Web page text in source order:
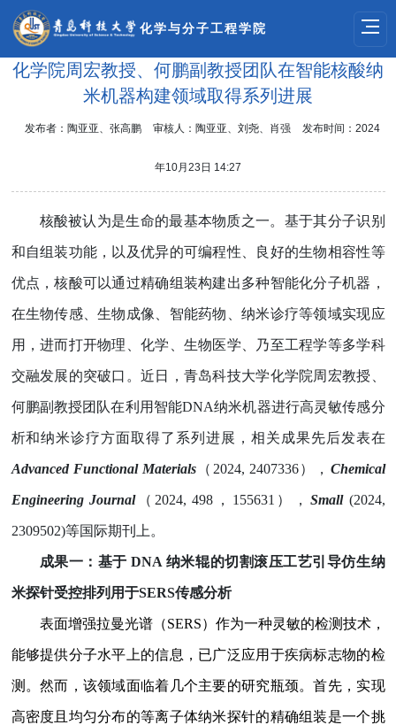
化学与分子工程学院
化学院周宏教授、何鹏副教授团队在智能核酸纳
米机器构建领域取得系列进展
发布者：陶亚亚、张高鹏 审核人：陶亚亚、刘尧、肖强 发布时间：2024
年10月23日 14:27
核酸被认为是生命的最基本物质之一。基于其分子识别
和自组装功能，以及优异的可编程性、良好的生物相容性等
优点，核酸可以通过精确组装构建出多种智能化分子机器，
在生物传感、生物成像、智能药物、纳米诊疗等领域实现应
用，进而打开物理、化学、生物医学、乃至工程学等多学科
交融发展的突破口。近日，青岛科技大学化学院周宏教授、
何鹏副教授团队在利用智能DNA纳米机器进行高灵敏传感分
析和纳米诊疗方面取得了系列进展，相关成果先后发表在
Advanced Functional Materials （ 2024, 2407336）， Chemical
Engineering Journal（ 2024, 498 ， 155631 ）， Small (2024,
2309502)等国际期刊上。
成果一：基于 DNA 纳米辊的切割滚压工艺引导仿生纳
米探针受控排列用于SERS传感分析
表面增强拉曼光谱（SERS）作为一种灵敏的检测技术，
能够提供分子水平上的信息，已广泛应用于疾病标志物的检
测。然而，该领域面临着几个主要的研究瓶颈。首先，实现
高密度且均匀分布的等离子体纳米探针的精确组装是一个挑